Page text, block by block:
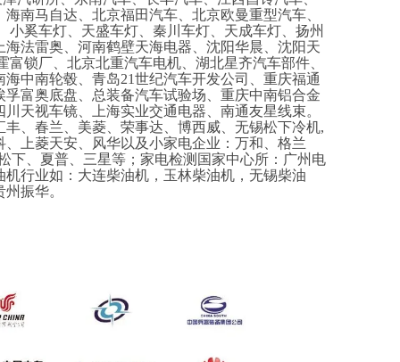
南马自达、北京福田汽车、北京欧曼重型汽车、
奚车灯、天盛车灯、秦川车灯、天成车灯、扬州
法雷奥、河南鹤壁天海电器、沈阳华晨、沈阳天
锁厂、北京北重汽车电机、湖北星齐汽车部件、
中南轮毂、青岛21世纪汽车开发公司、重庆福通
富奥底盘、总装备汽车试验场、重庆中南铝合金
天视车镜、上海实业交通电器、南通友星线束。
、春兰、美菱、荣事达、博西威、无锡松下冷机,
上菱天安、风华以及小家电企业：万和、格兰
下、夏普、三星等；家电检测国家中心所：广州电
行业如：大连柴油机，玉林柴油机，无锡柴油
振华。